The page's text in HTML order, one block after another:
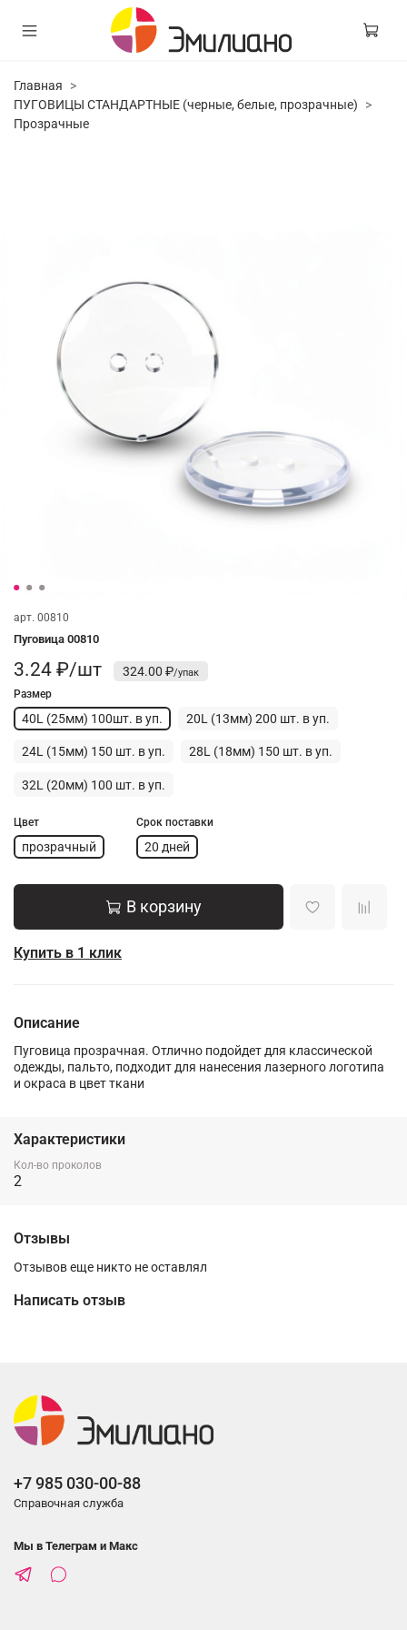
Главная
ПУГОВИЦЫ СТАНДАРТНЫЕ (черные, белые, прозрачные)
Прозрачные
арт. 00810
Пуговица 00810
3.24 ₽/шт 324.00 ₽
Размер
40L (25мм) 100шт. в уп. 20L (13мм) 200 шт. в уп.
24L (15мм) 150 шт. в уп. 28L (18мм) 150 шт. в уп.
32L (20мм) 100 шт. в уп.
Цвет
прозрачный
Срок поставки
20 дней
В корзину
Купить в 1 клик
Описание
Пуговица прозрачная. Отлично подойдет для классической
одежды, пальто, подходит для нанесения лазерного логотипа
и окраса в цвет ткани
Характеристики
Кол-во проколов
2
Отзывы
Отзывов еще никто не оставлял
Написать отзыв
+7 985 030-00-88
Справочная служба
Мы в Телеграм и Макс